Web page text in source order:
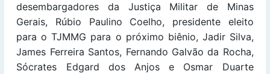
desembargadores da Justiça Militar de Minas
Gerais, Rúbio Paulino Coelho, presidente eleito
para o TJMMG para o próximo biênio, Jadir Silva,
James Ferreira Santos, Fernando Galvão da Rocha,
Sócrates Edgard dos Anjos e Osmar Duarte